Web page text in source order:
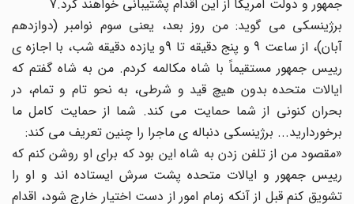
جمهور و دولت آمریکا از این اقدام پشتیبانی خواهند کرد.7
برژینسکی می گوید: من روز بعد، یعنی سوم نوامبر (دوازدهم
آبان)، از ساعت 9 و پنج دقیقه تا 9و یازده دقیقه شب، با اجازه ی
رییس جمهور مستقیماً با شاه مکالمه کردم. من به شاه گفتم که
ایالات متحده بدون هیچ قید و شرطی، به نحو تام و تمام، در
بحران کنونی از شما حمایت می کند. شما از حمایت کامل ما
برخوردارید... برژینسکی دنباله ی ماجرا را چنین تعریف می کند:
«مقصود من از تلفن زدن به شاه این بود که برای او روشن کنم که
رییس جمهور و ایالات متحده پشت سرش ایستاده اند و او را
تشویق کنم قبل از آنکه زمام امور از دست اختیار خارج شود، اقدام